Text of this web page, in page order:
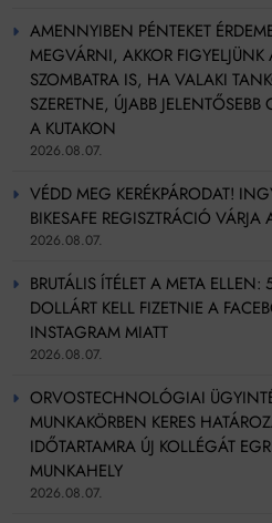
AMENNYIBEN PÉNTEKET
MEGVÁRNI, AKKOR FIGYELJÜNK
SZOMBATRA IS, HA VALAKI
SZERETNE, ÚJABB JELENTŐSEBB
A KUTAKON
2026.08.07.
VÉDD MEG KERÉKPÁRODAT!
BIKESAFE REGISZTRÁCIÓ VÁRJA
2026.08.07.
BRUTÁLIS ÍTÉLET A META
DOLLÁRT KELL FIZETNIE A
INSTAGRAM MIATT
2026.08.07.
ORVOSTECHNOLÓGIAI
MUNKAKÖRBEN KERES
IDŐTARTAMRA ÚJ KOLLÉGÁT
MUNKAHELY
2026.08.07.